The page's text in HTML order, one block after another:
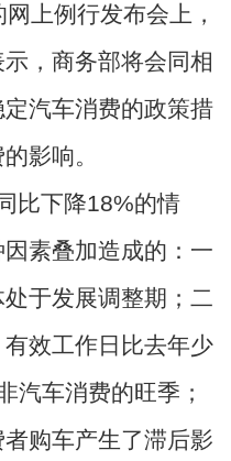
上例行发布会上，
，商务部将会同相
汽车消费的政策措
影响。
比下降18%的情
素叠加造成的：一
于发展调整期；二
效工作日比去年少
汽车消费的旺季；
购车产生了滞后影